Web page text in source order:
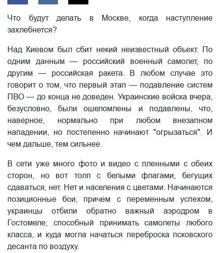
Что будут делать в Москве, когда наступление
захлебнется?
Над Киевом был сбит некий неизвестный объект. По
одним данным — российский военный самолет, по
другим — российская ракета. В любом случае это
говорит о том, что первый этап — подавление систем
ПВО — до конца не доведен. Украинские войска вчера,
безусловно, были ошеломлены и подавлены, что,
наверное, нормально при любом внезапном
нападении, но постепенно начинают "огрызаться". И
чем дальше, тем сильнее.
В сети уже много фото и видео с пленными с обеих
сторон, но вот толп с белыми флагами, бегущих
сдаваться, нет. Нет и населения с цветами. Начинаются
позиционные бои, причем с переменным успехом,
украинцы отбили обратно важный аэродром в
Гостомеле, способный принимать самолеты любого
класса, и куда могла начаться переброска псковского
десанта по воздуху.